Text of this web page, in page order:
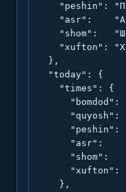
"peshin":
"asr":
"shom":
"xufton":
  },
  "today": {
    "times": {
"bomdod":
"quyosh":
"peshin":
"asr":
"shom":
"xufton":
    },